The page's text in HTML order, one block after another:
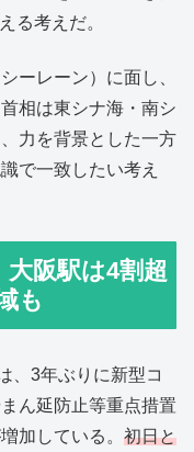
る考えだ。
ーレーン）に面し、
相は東シナ海・南シ
力を背景とした一方
で一致したい考え
阪駅は4割超
も
、3年ぶりに新型コ
ん延防止等重点措置
加している。 初日と